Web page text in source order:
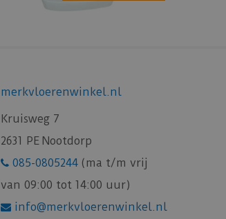
merkvloerenwinkel.nl
Kruisweg 7
2631 PE Nootdorp
085-0805244 (ma t/m vrij
van 09:00 tot 14:00 uur)
info@merkvloerenwinkel.nl